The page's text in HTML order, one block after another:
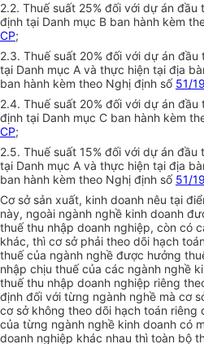
2.2. Thuế suất 25% đối với dự án
định tại Danh mục B ban hành kèm
CP;
2.3. Thuế suất 20% đối với dự án
tại Danh mục A và thực hiện tại địa
ban hành kèm theo Nghị định số 51/
2.4. Thuế suất 20% đối với dự án
định tại Danh mục C ban hành kèm
CP;
2.5. Thuế suất 15% đối với dự án
tại Danh mục A và thực hiện tại địa
ban hành kèm theo Nghị định số 51/
Cơ sở sản xuất, kinh doanh nêu tại
này, ngoài ngành nghề kinh doanh
thuế thu nhập doanh nghiệp, còn có
khác, thì cơ sở phải theo dõi hạch
thuế của ngành nghề được hưởng
nhập chịu thuế của các ngành nghề
thuế thu nhập doanh nghiệp riêng
định đối với từng ngành nghề mà cơ
cơ sở không theo dõi hạch toán
của từng ngành nghề kinh doanh có
doanh nghiệp khác nhau thì toàn bộ